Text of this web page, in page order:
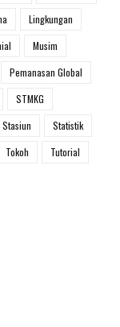
Lingkungan
Musim
Pemanasan Global
STMKG
Stasiun
Statistik
Tokoh
Tutorial